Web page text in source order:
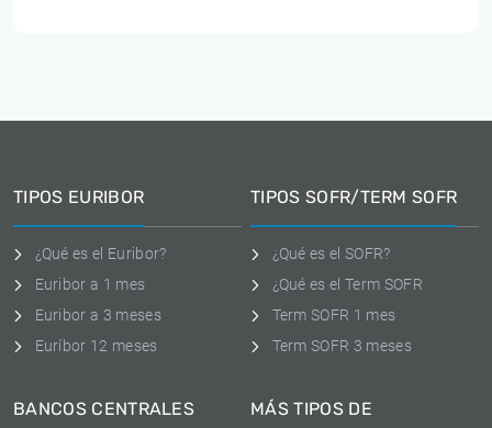
TIPOS EURIBOR
¿Qué es el Euribor?
Euribor a 1 mes
Euribor a 3 meses
Euríbor 12 meses
TIPOS SOFR/TERM SOFR
¿Qué es el SOFR?
¿Qué es el Term SOFR
Term SOFR 1 mes
Term SOFR 3 meses
BANCOS CENTRALES
MÁS TIPOS DE